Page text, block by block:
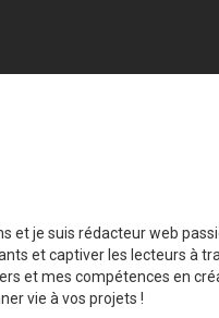
et je suis rédacteur web
et captiver les lecteurs à
et mes compétences en
vie à vos projets !